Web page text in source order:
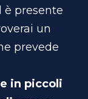
è presente
un
prevede
in piccoli